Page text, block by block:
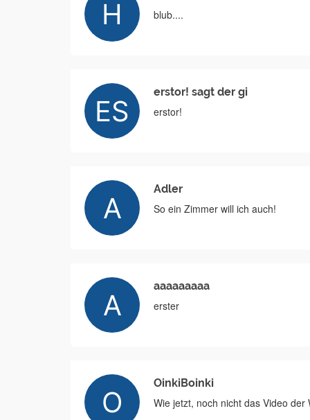
blub....
erstor! sagt der gi
erstor!
Adler
So ein Zimmer will ich auch!
aaaaaaaaa
erster
OinkiBoinki
Wie jetzt, noch nicht das Video